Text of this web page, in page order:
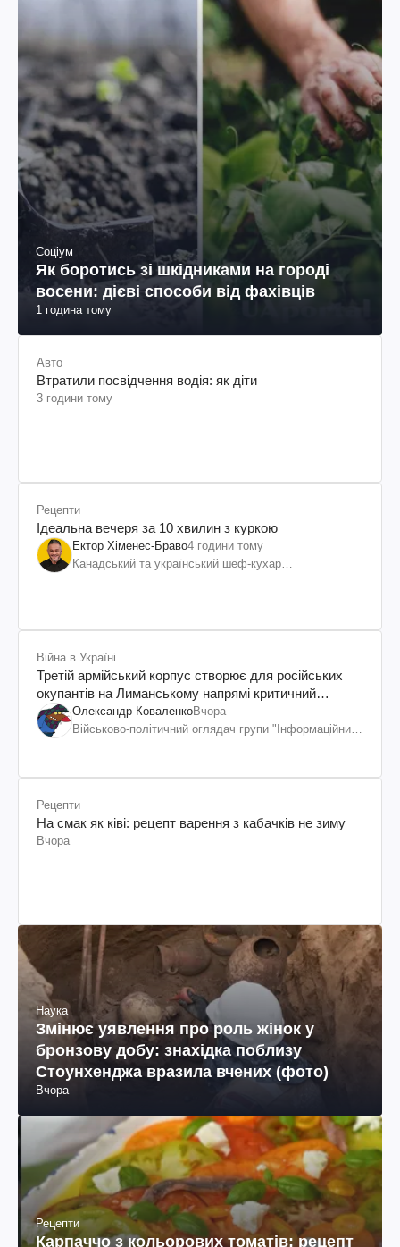
Соціум
Як боротись зі шкідниками на городі
восени: дієві способи від фахівців
1 година тому
Авто
Втратили посвідчення водія: як діти
3 години тому
Рецепти
Ідеальна вечеря за 10 хвилин з куркою
Ектор Хіменес-Браво4 години тому
Канадський та український шеф-кухар
Війна в Україні
Третій армійський корпус створює для російських
окупантів на Лиманському напрямі критичний
дискомфорт: як це вдалося
Олександр КоваленкоВчора
Військово-політичний оглядач групи "Інформаційний
Рецепти
На смак як ківі: рецепт варення з кабачків не зиму
Вчора
Наука
Змінює уявлення про роль жінок у
бронзову добу: знахідка поблизу
Стоунхенджа вразила вчених (фото)
Вчора
Рецепти
Карпаччо з кольорових томатів: рецепт